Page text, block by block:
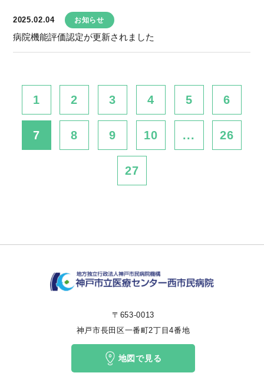
2025.02.04 お知らせ
病院機能評価認定が更新されました
1 2 3 4 5 6
7 8 9 10 ... 26
27
〒653-0013
神戸市長田区一番町2丁目4番地
地図で見る